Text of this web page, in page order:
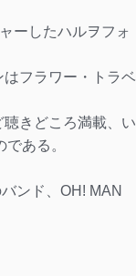
ーしたハルヲフォ
フラワー・トラベ
きどころ満載、い
ある。
ンド、OH! MAN